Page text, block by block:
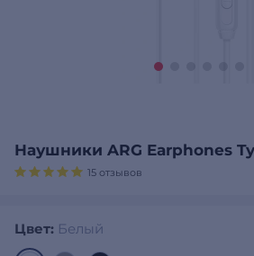
Наушники ARG Earphones
15 отзывов
Цвет: Белый